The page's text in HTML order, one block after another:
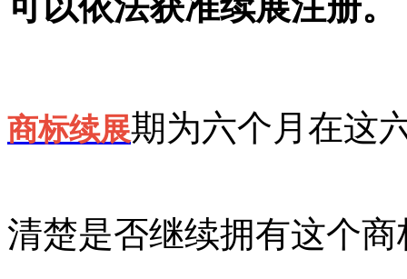
商标续展期为六个月在这
清楚是否继续拥有这个